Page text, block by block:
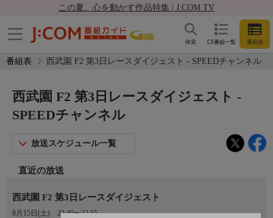
この夏、心を動かす作品特集 | J:COM TV
CS番組一覧 番組表
検索
番組表 西武園 F2 第3日レースダイジェスト - SPEEDチャンネル
西武園 F2 第3日レースダイジェスト -
SPEEDチャンネル
放送スケジュール一覧
直近の放送
西武園 F2 第3日レースダイジェスト
8月15日(土) 22:40〜22:55